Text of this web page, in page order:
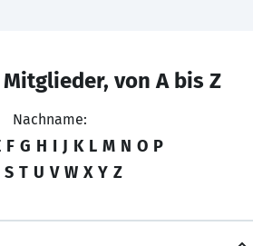
Mitglieder, von A bis Z
Nachname:
F G H I J K L M N O P
S T U V W X Y Z